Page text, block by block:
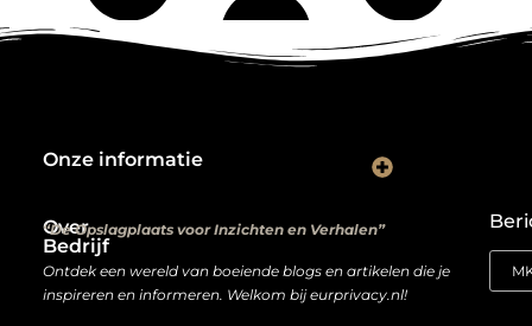
Over
Bedrijf
“De Opslagplaats voor Inzichten en Verhalen”
Ontdek een wereld van boeiende blogs en artikelen die je
inspireren en informeren. Welkom bij eurprivacy.nl!
Onze informatie